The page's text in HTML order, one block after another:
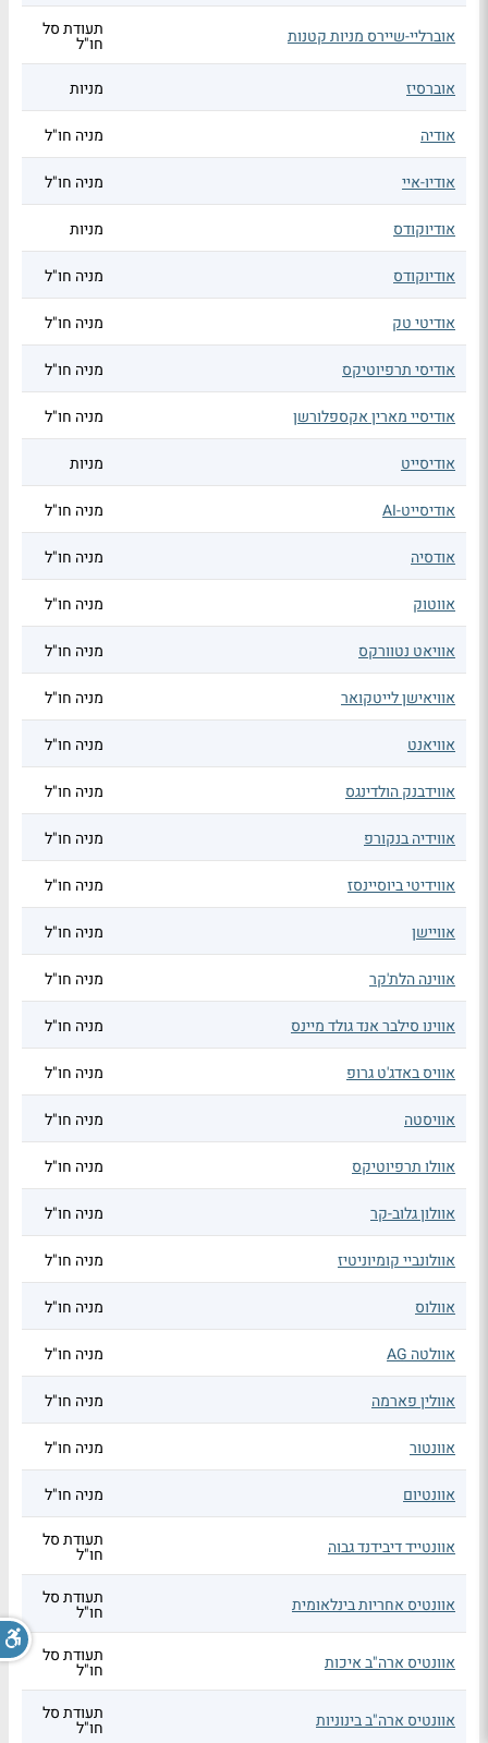
אוברליי-שיירס מניות קטנות תעודת סל
חו"ל
אוברסיז
מניות
אודיה מניה חו"ל
אודיו-איי מניה חו"ל
אודיוקודס מניות
אודיוקודס מניה חו"ל
אודיטי טק מניה חו"ל
אודיסי תרפיוטיקס מניה חו"ל
אודיסיי מארין אקספלורשן מניה חו"ל
אודיסייט מניות
אודיסייט-AI מניה חו"ל
אודסיה מניה חו"ל
אווטוק מניה חו"ל
אוויאט נטוורקס מניה חו"ל
אוויאישן לייטקואר מניה חו"ל
אוויאנט מניה חו"ל
אווידבנק הולדינגס מניה חו"ל
אווידיה בנקורפ מניה חו"ל
אווידיטי ביוסיינסז מניה חו"ל
אוויישן מניה חו"ל
אווינה הלת'קר מניה חו"ל
אווינו סילבר אנד גולד מיינס מניה חו"ל
אוויס באדג'ט גרופ מניה חו"ל
אוויסטה מניה חו"ל
אוולו תרפיוטיקס מניה חו"ל
אוולון גלוב-קר מניה חו"ל
אוולונביי קומיוניטיז מניה חו"ל
אוולוס מניה חו"ל
אוולטה AG מניה חו"ל
אוולין פארמה מניה חו"ל
אוונטור מניה חו"ל
אוונטיום מניה חו"ל
אוונטייד דיבידנד גבוה תעודת סל
חו"ל
אוונטיס אחריות בינלאומית תעודת סל
חו"ל
אוונטיס ארה"ב איכות תעודת סל
חו"ל
אוונטיס ארה"ב בינוניות תעודת סל
חו"ל